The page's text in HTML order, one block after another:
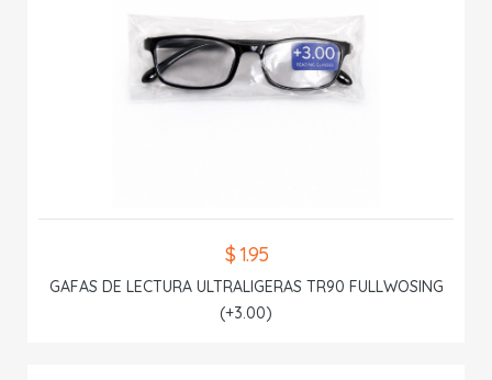
$ 1.95
GAFAS DE LECTURA ULTRALIGERAS TR90 FULLWOSING
(+3.00)